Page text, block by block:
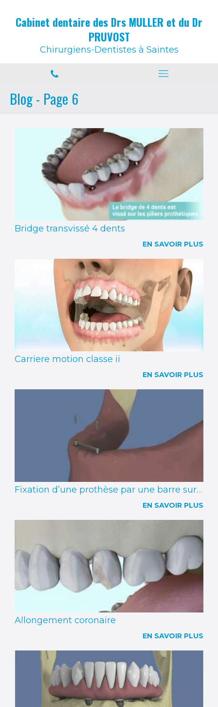
Cabinet dentaire des Drs MULLER et du Dr
PRUVOST
Chirurgiens-Dentistes à Saintes
Blog - Page 6
Bridge transvissé 4 dents
EN SAVOIR PLUS
Carriere motion classe ii
EN SAVOIR PLUS
Fixation d’une prothèse par une barre sur 2 implants
EN SAVOIR PLUS
Allongement coronaire
EN SAVOIR PLUS